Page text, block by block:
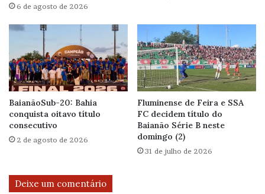
6 de agosto de 2026
BaianãoSub-20: Bahia
conquista oitavo título
consecutivo
2 de agosto de 2026
Fluminense de Feira e SSA
FC decidem título do
Baianão Série B neste
domingo (2)
31 de julho de 2026
Deixe um comentário